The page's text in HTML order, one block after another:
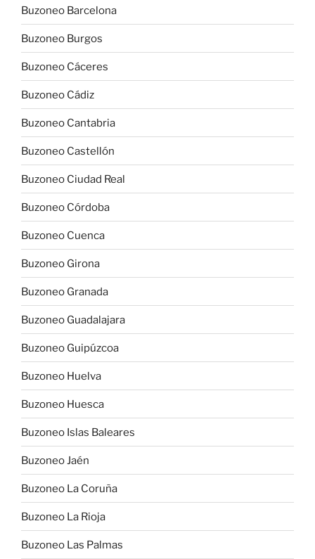
Buzoneo Barcelona
Buzoneo Burgos
Buzoneo Cáceres
Buzoneo Cádiz
Buzoneo Cantabria
Buzoneo Castellón
Buzoneo Ciudad Real
Buzoneo Córdoba
Buzoneo Cuenca
Buzoneo Girona
Buzoneo Granada
Buzoneo Guadalajara
Buzoneo Guipúzcoa
Buzoneo Huelva
Buzoneo Huesca
Buzoneo Islas Baleares
Buzoneo Jaén
Buzoneo La Coruña
Buzoneo La Rioja
Buzoneo Las Palmas